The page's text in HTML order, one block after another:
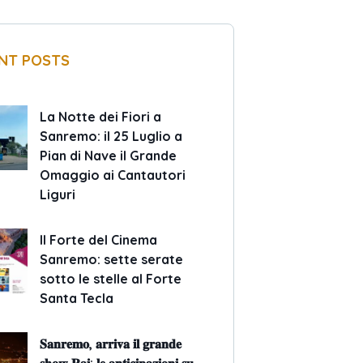
POSTS
La Notte dei Fiori a
Sanremo: il 25 Luglio a
Pian di Nave il Grande
Omaggio ai Cantautori
Liguri
Il Forte del Cinema
Sanremo: sette serate
sotto le stelle al Forte
Santa Tecla
𝐒𝐚𝐧𝐫𝐞𝐦𝐨, 𝐚𝐫𝐫𝐢𝐯𝐚 𝐢𝐥 𝐠𝐫𝐚𝐧𝐝𝐞